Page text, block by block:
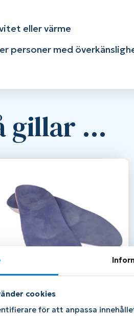
cookies
för att anpassa
eller värme
personer med
gillar …